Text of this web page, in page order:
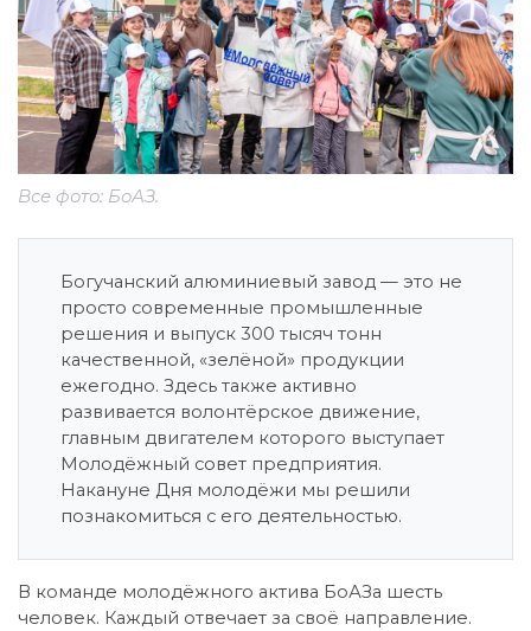
Все фото: БоАЗ.
Богучанский алюминиевый завод — это не
просто современные промышленные
решения и выпуск 300 тысяч тонн
качественной, «зелёной» продукции
ежегодно. Здесь также активно
развивается волонтёрское движение,
главным двигателем которого выступает
Молодёжный совет предприятия.
Накануне Дня молодёжи мы решили
познакомиться с его деятельностью.
В команде молодёжного актива БоАЗа шесть
человек. Каждый отвечает за своё направление.